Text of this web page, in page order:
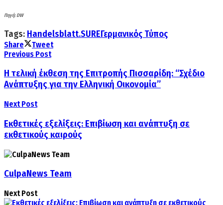
Πηγή: DW
Tags: Handelsblatt.SUREΓερμανικός Τύπος
Share
Tweet
Previous Post
Η τελική έκθεση της Επιτροπής Πισσαρίδη: “Σχέδιο
Ανάπτυξης για την Ελληνική Οικονομία”
Next Post
Εκθετικές εξελίξεις: Επιβίωση και ανάπτυξη σε
εκθετικούς καιρούς
CulpaNews Team
Next Post